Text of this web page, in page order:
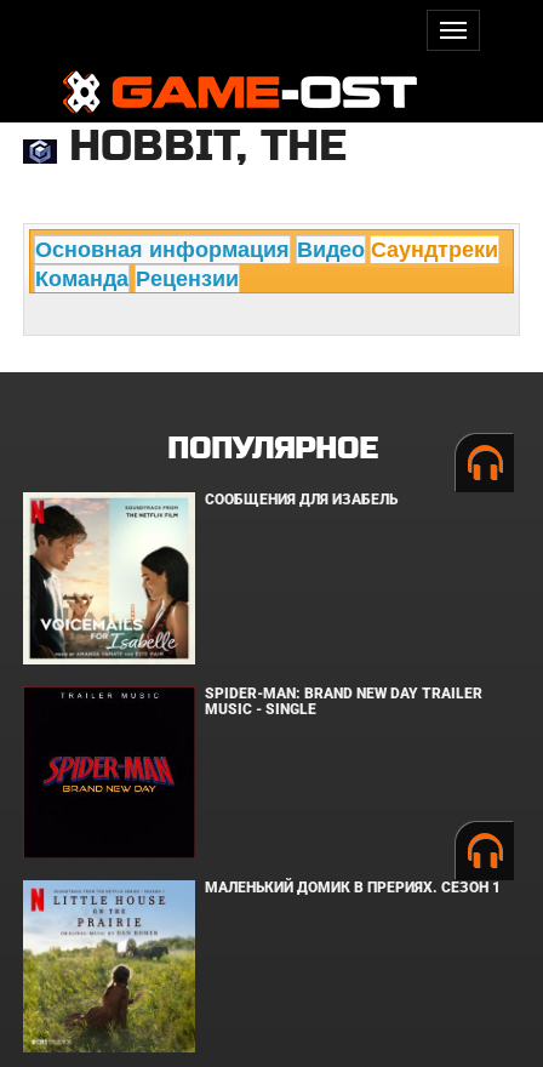
HOBBIT, THE
Основная информация Видео Саундтреки
Команда Рецензии
ПОПУЛЯРНОЕ
СООБЩЕНИЯ ДЛЯ ИЗАБЕЛЬ
SPIDER-MAN: BRAND NEW DAY TRAILER
MUSIC - SINGLE
МАЛЕНЬКИЙ ДОМИК В ПРЕРИЯХ. СЕЗОН 1